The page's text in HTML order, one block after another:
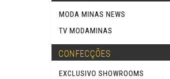
MODA MINAS NEWS
TV MODAMINAS
CONFECÇÕES
EXCLUSIVO SHOWROOMS